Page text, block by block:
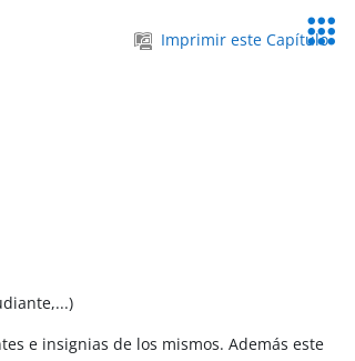
Imprimir este Capítulo
e insignias de los mismos. Además este